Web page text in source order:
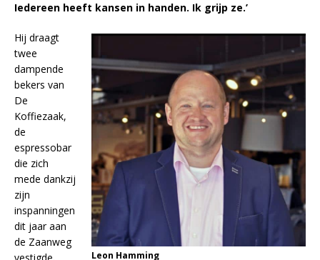
Iedereen heeft kansen in handen. Ik grijp ze.’
Leon Hamming
Hij draagt
twee
dampende
bekers van
De
Koffiezaak,
de
espressobar
die zich
mede dankzij
zijn
inspanningen
dit jaar aan
de Zaanweg